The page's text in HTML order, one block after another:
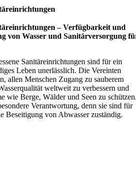
– Verfügbarkeit und
von Wasser und Sanitärversorgung
Sanitäreinrichtungen sind für ein
Leben unerlässlich. Die Vereinten
allen Menschen Zugang zu sauberem
weltweit zu verbessern und
wie Berge, Wälder und Seen zu
Verantwortung, denn sie sind für
Beseitigung von Abwasser zuständig.